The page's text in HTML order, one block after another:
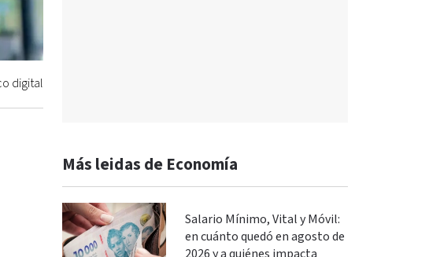
digital
Más leidas de Economía
Salario Mínimo, Vital y Móvil:
en cuánto quedó en agosto de